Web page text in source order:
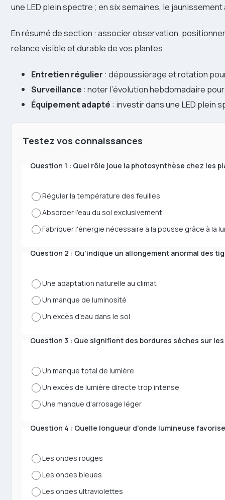
une LED plein spectre ; en six semaines, le
En résumé de section : associer observation,
relance visible et durable de vos plantes.
Entretien régulier : dépoussiérage et rotation
Surveillance : noter l’évolution hebdomadaire
Équipement adapté : investir dans une LED plein
Testez vos connaissances
Question 1 : Quel rôle joue la photosynthèse chez les
Réguler la température des feuilles
Absorber l'eau du sol exclusivement
Fabriquer l'énergie nécessaire à la pousse grâce à la
Question 2 : Qu'indique un allongement anormal des
Une adaptation naturelle au climat
Un manque de luminosité
Un excès d'eau dans le sol
Question 3 : Que signifient des bordures sèches sur
Un manque total de lumière
Un excès de lumière directe trop intense
Une manque d'arrosage léger
Question 4 : Quelle longueur d'onde lumineuse
Les ondes rouges
Les ondes bleues
Les ondes ultraviolettes